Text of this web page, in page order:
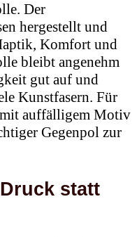
Der
hergestellt und
Komfort und
bleibt angenehm
gut auf und
Kunstfasern. Für
auffälligem Motiv
Gegenpol zur
statt